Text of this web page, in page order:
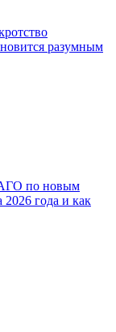
разумным
по новым
2026 года и как